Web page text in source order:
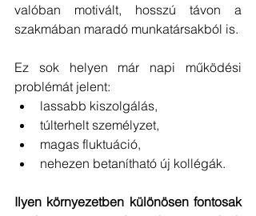
valóban motivált, hosszú távon a
szakmában maradó munkatársakból is.
Ez sok helyen már napi működési
problémát jelent:
lassabb kiszolgálás,
túlterhelt személyzet,
magas fluktuáció,
nehezen betanítható új kollégák.
Ilyen környezetben különösen fontosak